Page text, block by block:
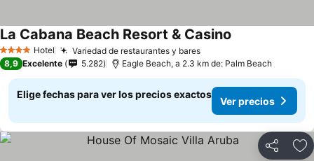
4 EstrellasHotel Variedad de restaurantes y bares
La Cabana Beach Resort & Casino
8,9 Excelente 5.282 Eagle Beach, a 2.3 km de: Palm Beach
Elige fechas para ver los precios exactos
Ver precios
Compartir